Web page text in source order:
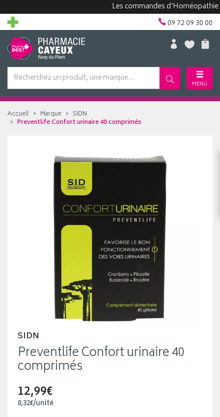
Les commandes d'Homéopathie
09 72 09 30 00
MENU
Accueil Marque
SIDN
Preventlife Confort urinaire 40 comprimés
SIDN
Preventlife Confort urinaire 40
comprimés
12,99€
0,32€/unité